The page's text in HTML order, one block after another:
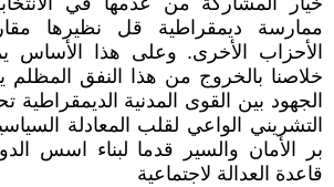
ممارسة ديمقراطية قل نظيرها
الأحزاب الأخرى. وعلى هذا الأساس
خلاصنا بالخروج من هذا النفق
الجهود بين القوى المدنية الديمقراطية
التشريني الواعي لقلب المعادلة
بر الأمان والسير قدما لبناء اسس
قاعدة العدالة لاجتماعية